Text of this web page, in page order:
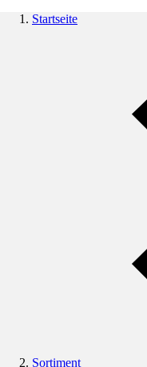
Startseite
Sortiment